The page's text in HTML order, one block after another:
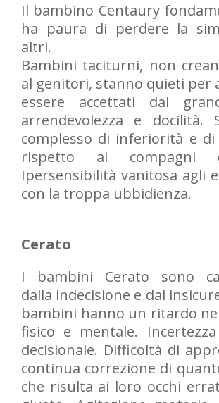
Il bambino Centaury
ha paura di perdere la
altri.
Bambini taciturni, non
al genitori, stanno quieti per
essere accettati dai
arrendevolezza e docilità.
complesso di inferiorità e di
rispetto ai compagni
Ipersensibilità vanitosa agli
con la troppa ubbidienza.
Cerato
I bambini Cerato sono
dalla indecisione e dal
bambini hanno un ritardo
fisico e mentale.
decisionale. Difficoltà di
continua correzione di
che risulta ai loro occhi